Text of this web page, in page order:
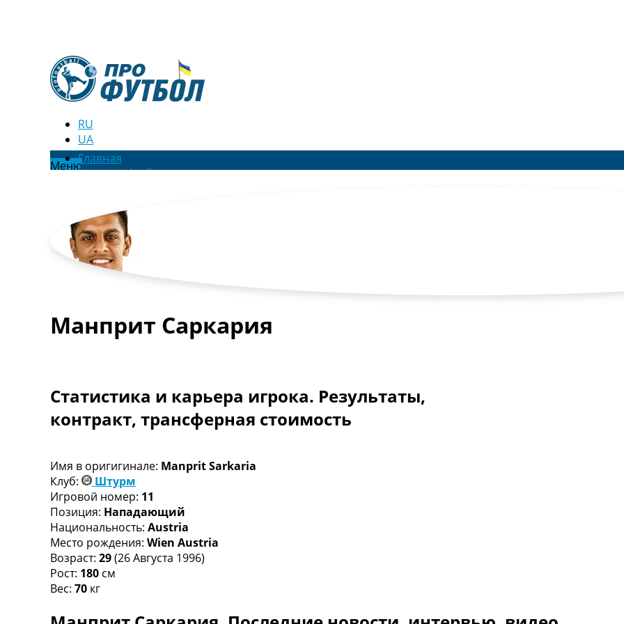
RU
UA
МенюГлавная
Новости футбола
Новости футбола Украины
Последние комментарии
Конкурс прогнозов
Логин
Рейтинги
Турниры
Чемпионат Мира
Англия. Премьер Лига
Испания. Ла Лига
Другие Турниры >>>
Таблицы групп Чемпионата Мира
Украина. Премьер-Лига
Украина. Первая Лига
Лига Чемпионов. Таблицы групп
Англия. Премьер-Лига
Испания. Ла Лига
Все таблицы >>>
Рейтинги
Рейтинг ФИФА
Манприт Саркария
Статистика и карьера игрока. Результаты,
контракт, трансферная стоимость
Имя в оригигинале: Manprit Sarkaria
Клуб:
Штурм
Игровой номер: 11
Позиция: Нападающий
Национальность: Austria
Место рождения: Wien Austria
Возраст: 29(26 Августа 1996)
Рост: 180 см
Вес: 70 кг